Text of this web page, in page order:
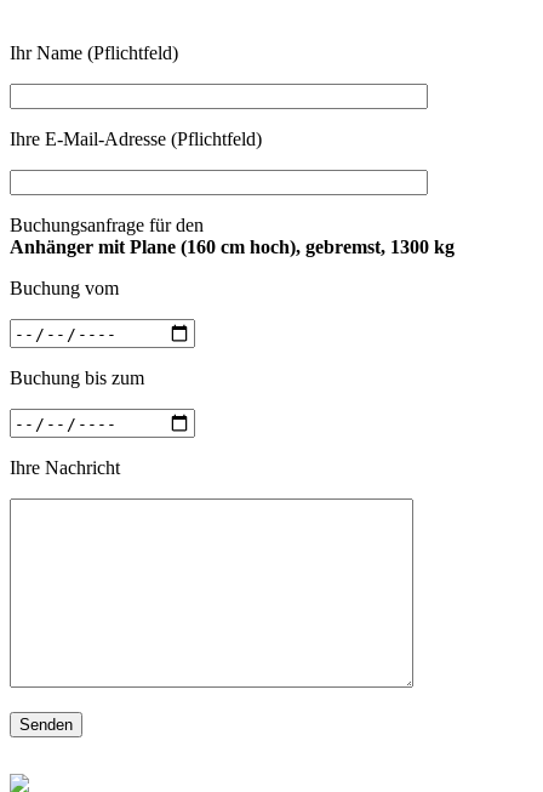
Ihr Name (Pflichtfeld)
Ihre E-Mail-Adresse (Pflichtfeld)
Buchungsanfrage für den
Anhänger mit Plane (160 cm hoch), gebremst, 1300 kg
Buchung vom
Buchung bis zum
Ihre Nachricht